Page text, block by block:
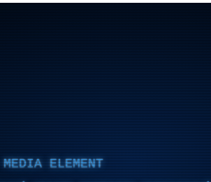
ELEMENT